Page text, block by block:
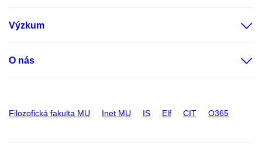
Výzkum
O nás
Filozofická fakulta MU Inet MU IS Elf CIT O365